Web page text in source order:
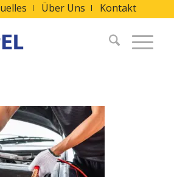
Über Uns Kontakt